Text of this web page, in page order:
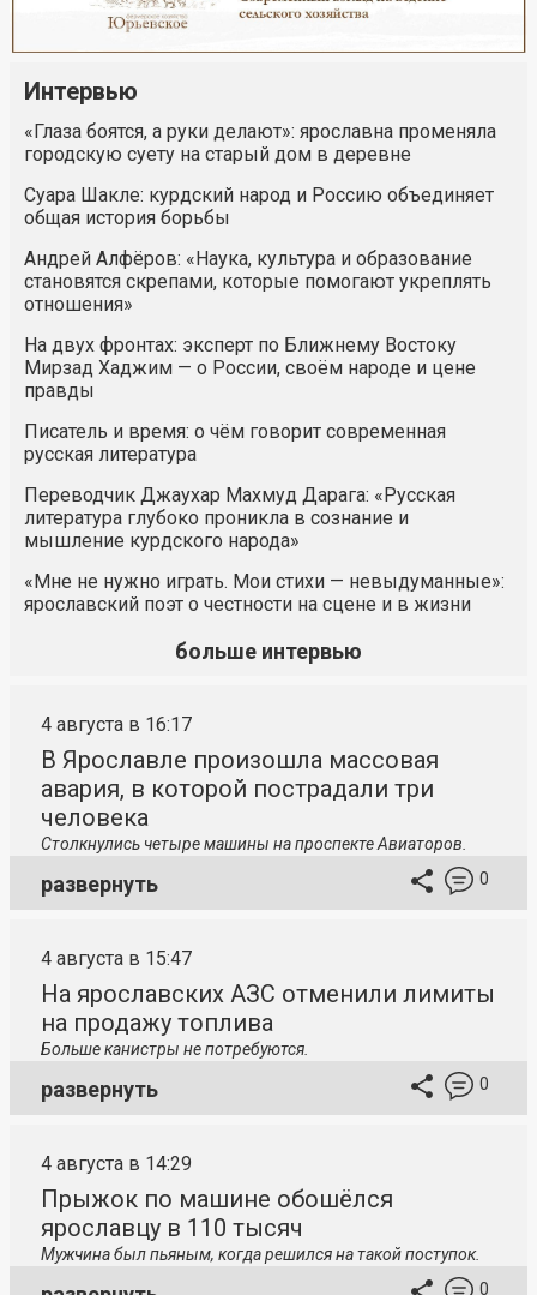
Интервью
«Глаза боятся, а руки делают»: ярославна променяла
городскую суету на старый дом в деревне
Суара Шакле: курдский народ и Россию объединяет
общая история борьбы
Андрей Алфёров: «Наука, культура и образование
становятся скрепами, которые помогают укреплять
отношения»
На двух фронтах: эксперт по Ближнему Востоку
Мирзад Хаджим — о России, своём народе и цене
правды
Писатель и время: о чём говорит современная
русская литература
Переводчик Джаухар Махмуд Дарага: «Русская
литература глубоко проникла в сознание и
мышление курдского народа»
«Мне не нужно играть. Мои стихи — невыдуманные»:
ярославский поэт о честности на сцене и в жизни
больше интервью
4 августа в 16:17
В Ярославле произошла массовая
авария, в которой пострадали три
человека
Столкнулись четыре машины на проспекте Авиаторов.
развернуть 0
4 августа в 15:47
На ярославских АЗС отменили лимиты
на продажу топлива
Больше канистры не потребуются.
развернуть 0
4 августа в 14:29
Прыжок по машине обошёлся
ярославцу в 110 тысяч
Мужчина был пьяным, когда решился на такой поступок.
0